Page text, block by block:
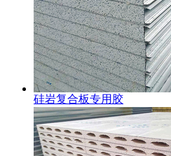
硅岩复合板专用胶